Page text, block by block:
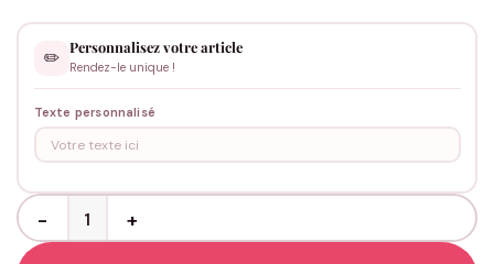
✏️
Personnalisez votre article
Rendez-le unique !
Texte personnalisé
quantité de Bandana chien annonce grossesse - personnalisé